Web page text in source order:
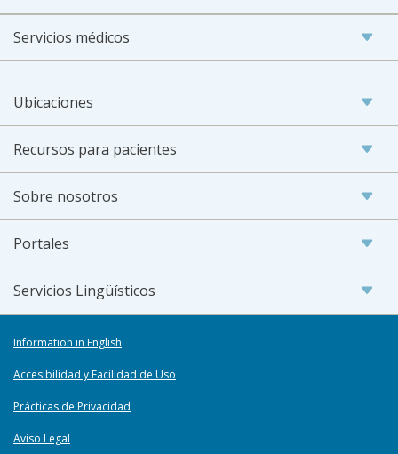
Servicios médicos
Ubicaciones
Recursos para pacientes
Sobre nosotros
Portales
Servicios Lingüísticos
Information in English
Accesibilidad y Facilidad de Uso
Prácticas de Privacidad
Aviso Legal